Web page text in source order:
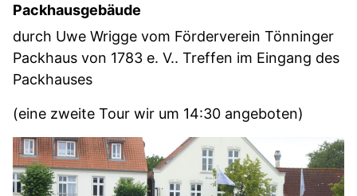
Packhausgebäude
durch Uwe Wrigge vom Förderverein Tönninger
Packhaus von 1783 e. V.. Treffen im Eingang des
Packhauses
(eine zweite Tour wir um 14:30 angeboten)